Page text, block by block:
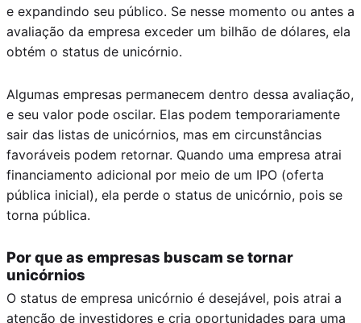
e expandindo seu público. Se nesse momento ou antes a
avaliação da empresa exceder um bilhão de dólares, ela
obtém o status de unicórnio.
Algumas empresas permanecem dentro dessa avaliação,
e seu valor pode oscilar. Elas podem temporariamente
sair das listas de unicórnios, mas em circunstâncias
favoráveis podem retornar. Quando uma empresa atrai
financiamento adicional por meio de um IPO (oferta
pública inicial), ela perde o status de unicórnio, pois se
torna pública.
Por que as empresas buscam se tornar
unicórnios
O status de empresa unicórnio é desejável, pois atrai a
atenção de investidores e cria oportunidades para uma